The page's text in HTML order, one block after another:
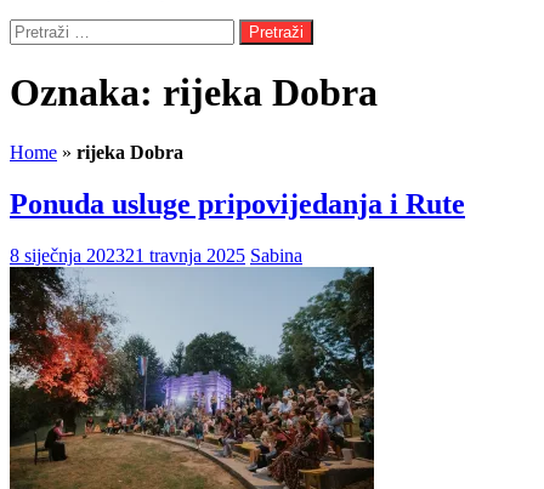
Pretraži:
Oznaka: rijeka Dobra
Home » rijeka Dobra
Ponuda usluge pripovijedanja i Rute
8 siječnja 202321 travnja 2025 Sabina